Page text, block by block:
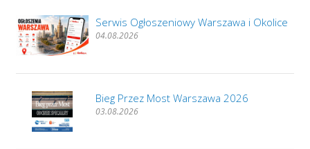
Serwis Ogłoszeniowy Warszawa i Okolice
04.08.2026
Bieg Przez Most Warszawa 2026
03.08.2026